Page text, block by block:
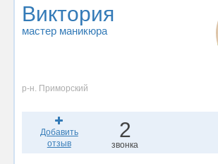
Виктория
мастер маникюра
р-н. Приморский
Добавить
отзыв
2
звонка